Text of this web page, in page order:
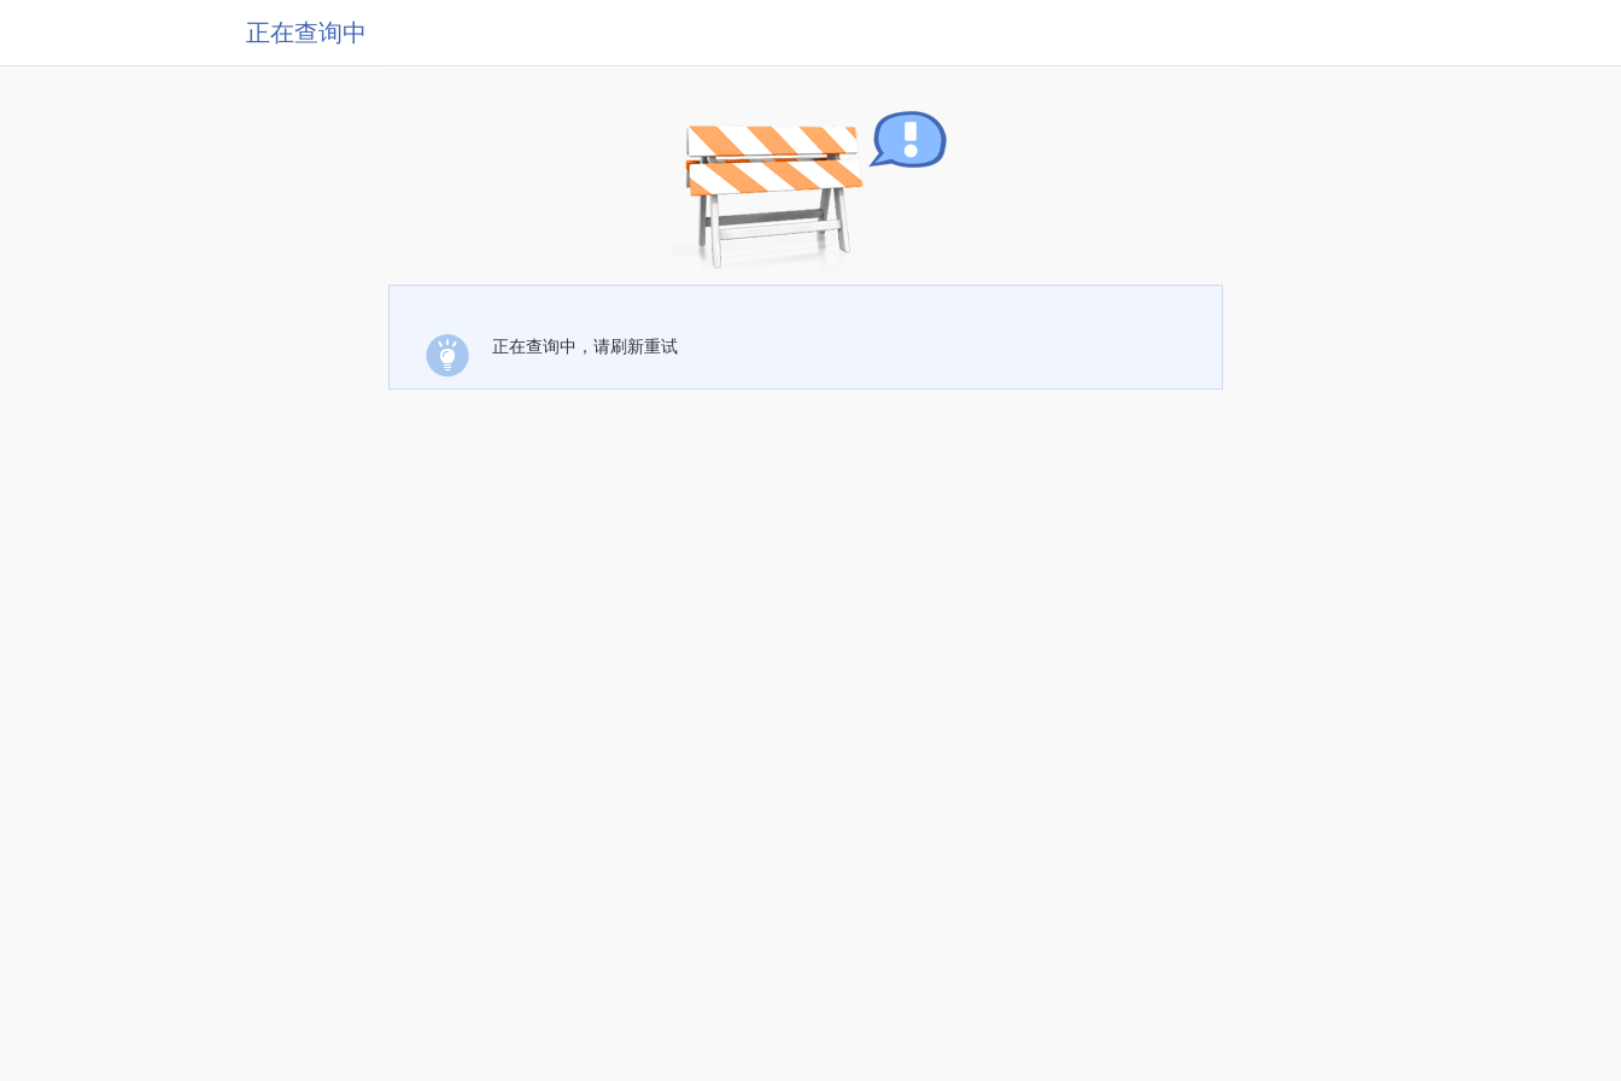
正在查询中
正在查询中，请刷新重试